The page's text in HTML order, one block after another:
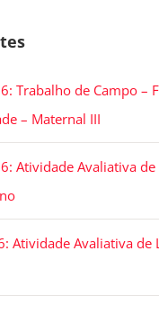
Trabalho de Campo –
– Maternal III
Atividade Avaliativa de
Atividade Avaliativa de